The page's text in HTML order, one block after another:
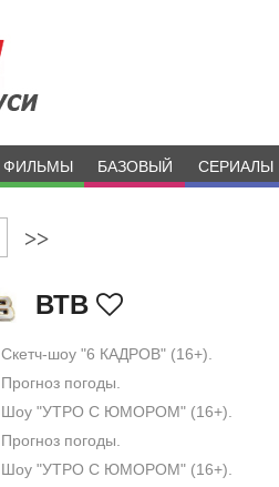
ФИЛЬМЫ БАЗОВЫЙ СЕРИАЛЫ
>>
ВТВ
Скетч-шоу "6 КАДРОВ" (16+).
Прогноз погоды.
Шоу "УТРО С ЮМОРОМ" (16+).
Прогноз погоды.
Шоу "УТРО С ЮМОРОМ" (16+).